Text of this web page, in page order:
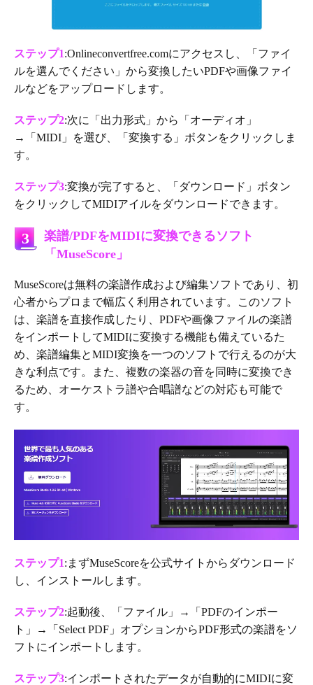
ステップ1:Onlineconvertfree.comにアクセスし、「ファイ
ルを選んでください」から変換したいPDFや画像ファイ
ルなどをアップロードします。
ステップ2:次に「出力形式」から「オーディオ」
→「MIDI」を選び、「変換する」ボタンをクリックしま
す。
ステップ3:変換が完了すると、「ダウンロード」ボタン
をクリックしてMIDIアイルをダウンロードできます。
3
楽譜/PDFをMIDIに変換できるソフト
「MuseScore」
MuseScoreは無料の楽譜作成および編集ソフトであり、初
心者からプロまで幅広く利用されています。このソフト
は、楽譜を直接作成したり、PDFや画像ファイルの楽譜
をインポートしてMIDIに変換する機能も備えているた
め、楽譜編集とMIDI変換を一つのソフトで行えるのが大
きな利点です。また、複数の楽器の音を同時に変換でき
るため、オーケストラ譜や合唱譜などの対応も可能で
す。
ステップ1:まずMuseScoreを公式サイトからダウンロード
し、インストールします。
ステップ2:起動後、「ファイル」→「PDFのインポー
ト」→「Select PDF」オプションからPDF形式の楽譜をソ
フトにインポートします。
ステップ3:インポートされたデータが自動的にMIDIに変